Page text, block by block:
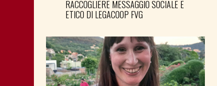
RACCOGLIERE MESSAGGIO SOCIALE E
ETICO DI LEGACOOP FVG